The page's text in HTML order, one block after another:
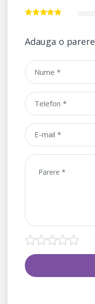
Adauga o parere